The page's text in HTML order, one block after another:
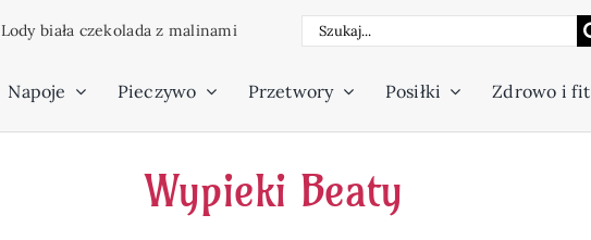
Lody biała czekolada z malinami Szukaj
Napoje Pieczywo Przetwory Posiłki Zdrowo i fit
Wypieki Beaty